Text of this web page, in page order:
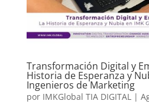
Transformación Digital y
Historia de Esperanza y
Ingenieros de Marketing
por IMKGlobal TIA DIGITAL|